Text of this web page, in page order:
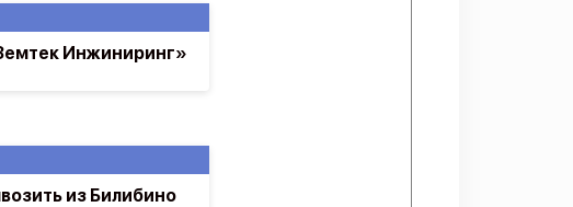
из Билибино
Инжиниринг»